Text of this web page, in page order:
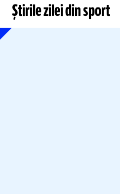
Știrile zilei din sport